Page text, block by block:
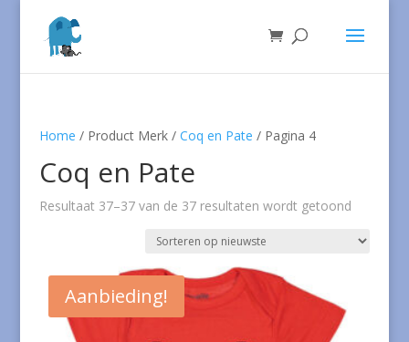
Home / Product Merk / Coq en Pate / Pagina 4
Coq en Pate
Resultaat 37–37 van de 37 resultaten wordt getoond
nieuwste
Aanbieding!